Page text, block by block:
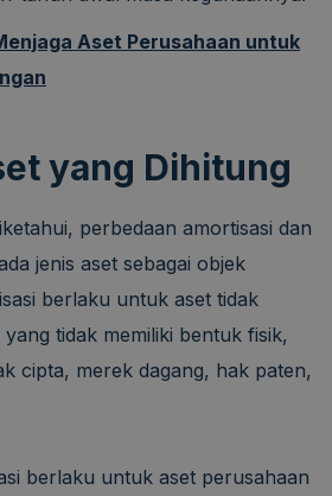
Aset Perusahaan untuk
yang Dihitung
perbedaan amortisasi dan
jenis aset sebagai objek
berlaku untuk aset tidak
tidak memiliki bentuk fisik,
cipta, merek dagang, hak paten,
berlaku untuk aset perusahaan